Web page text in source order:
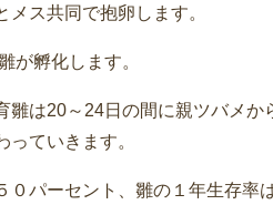
ス共同で抱卵します。
が孵化します。
雛は20～24日の間に親ツバメか
ていきます。
０パーセント、雛の１年生存率